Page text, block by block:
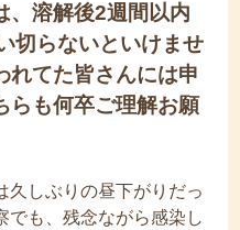
、溶解後2週間以内
切らないといけませ
れてた皆さんには申
らも何卒ご理解お願
久しぶりの昼下がりだっ
でも、残念ながら感染し